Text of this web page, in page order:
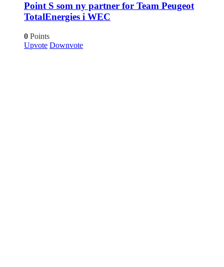
Point S som ny partner for Team Peugeot
TotalEnergies i WEC
0 Points
Upvote Downvote